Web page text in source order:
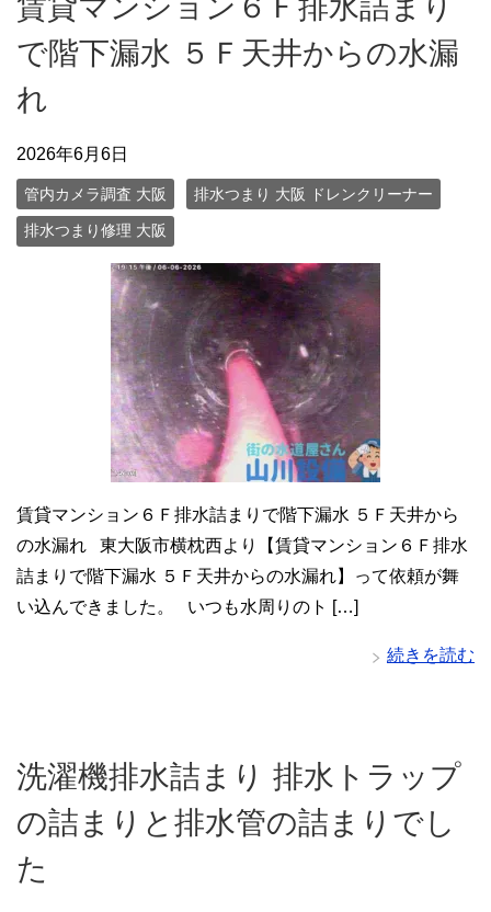
賃貸マンション６Ｆ排水詰まり
で階下漏水 ５Ｆ天井からの水漏
れ
2026年6月6日
管内カメラ調査 大阪 排水つまり 大阪 ドレンクリーナー
排水つまり修理 大阪
賃貸マンション６Ｆ排水詰まりで階下漏水 ５Ｆ天井から
の水漏れ 東大阪市横枕西より【賃貸マンション６Ｆ排水
詰まりで階下漏水 ５Ｆ天井からの水漏れ】って依頼が舞
い込んできました。 いつも水周りのト […]
続きを読む
洗濯機排水詰まり 排水トラップ
の詰まりと排水管の詰まりでし
た